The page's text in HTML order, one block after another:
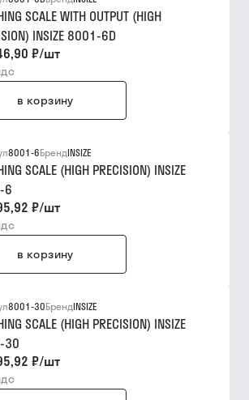
SCALE WITH OUTPUT (HIGH
INSIZE 8001-6D
₽/шт
в корзину
8001-6БрендINSIZE
SCALE (HIGH PRECISION) INSIZE
6
₽/шт
в корзину
8001-30БрендINSIZE
SCALE (HIGH PRECISION) INSIZE
30
₽/шт